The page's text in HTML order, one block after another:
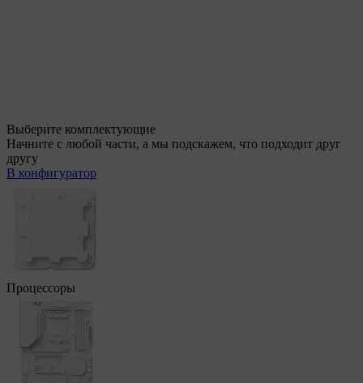
Выберите комплектующие
Начните с любой части, а мы подскажем, что подходит друг
другу
В конфигуратор
Процессоры